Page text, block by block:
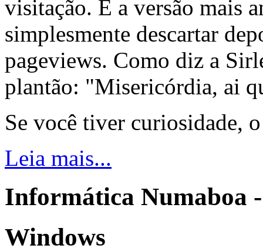
visitação. É a versão mais
simplesmente descartar
pageviews. Como diz a
plantão: "Misericórdia, ai
Se você tiver curiosidade,
Leia mais...
Informática Numaboa
Windows